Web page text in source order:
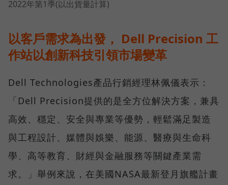
2022年第1季(以出貨量計算)
以客戶需求為出發， Dell Precision 工
作站以創新科技引領市場變革
Dell Technologies產品行銷經理林佩儀表示：
「Dell Precision提供的是全方位解決方案，兼具
高效、穩定、安全與專業等優勢，輕鬆滿足製造
與工程設計、媒體與娛樂、能源、醫療與生命科
學、高等教育、財經與金融服務等關鍵產業需
求。」舉例來說，在美國NASA最新登月旗艦計畫